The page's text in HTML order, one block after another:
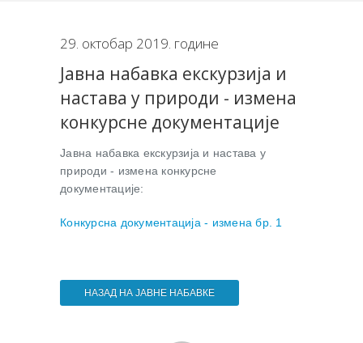
29. октобар 2019. године
Јавна набавка екскурзија и
настава у природи - измена
конкурсне документације
Јавна набавка екскурзија и настава у
природи - измена конкурсне
документације:
Конкурсна документација - измена бр. 1
НАЗАД НА ЈАВНЕ НАБАВКЕ